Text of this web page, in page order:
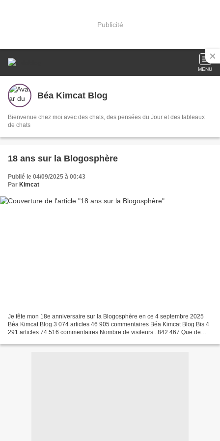
Publicité
MENU
Béa Kimcat Blog
Bienvenue chez moi avec des chats, des pensées du Jour et des tableaux
de chats
18 ans sur la Blogosphère
Publié le 04/09/2025 à 00:43
Par Kimcat
Je fête mon 18e anniversaire sur la Blogosphère en ce 4 septembre 2025
Béa Kimcat Blog 3 074 articles 46 905 commentaires Béa Kimcat Blog Bis 4
291 articles 74 516 commentaires Nombre de visiteurs : 842 467 Que de